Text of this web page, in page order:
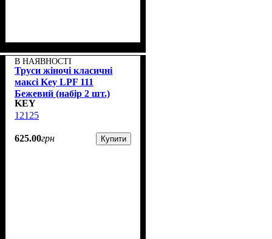
В НАЯВНОСТІ
Труси жіночі класичні
максі Key LPF 111
Бежевий (набір 2 шт.)
KEY
12125
625.00грн Купити